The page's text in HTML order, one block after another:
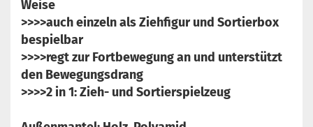
Weise
>>>>auch einzeln als Ziehfigur und Sortierbox
bespielbar
>>>>regt zur Fortbewegung an und unterstützt
den Bewegungsdrang
>>>>2 in 1: Zieh- und Sortierspielzeug